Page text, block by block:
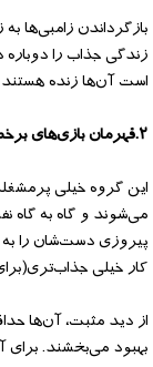
بازگرداندن زامبی‌ها
زندگی جذاب را
است آن‌ها زنده
۲.قهرمان بازی‌های برخط
این گروه خیلی
می‌شوند و گاه به گاه
پیروزی دست‌شان را به
کار خیلی
از دید مثبت، آن‌ها
بهبود می‌بخشند. برای